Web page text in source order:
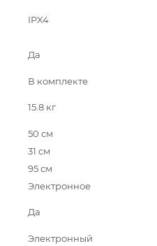
IPX4
Да
В комплекте
15.8 кг
50 см
31 см
95 см
Электронное
Да
Электронный